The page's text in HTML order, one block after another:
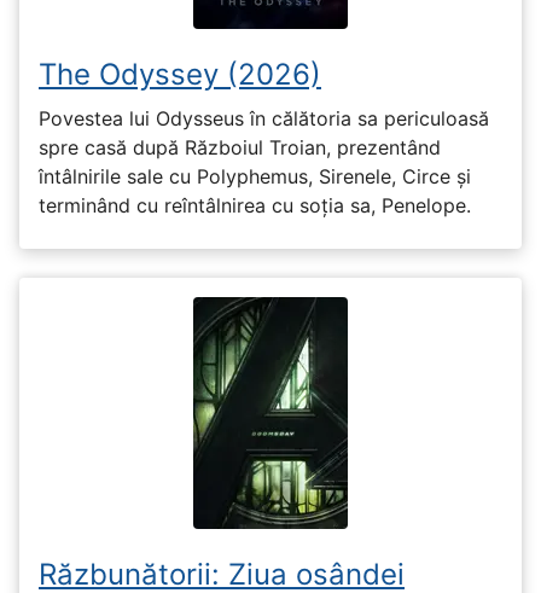
The Odyssey (2026)
Povestea lui Odysseus în călătoria sa periculoasă
spre casă după Războiul Troian, prezentând
întâlnirile sale cu Polyphemus, Sirenele, Circe și
terminând cu reîntâlnirea cu soția sa, Penelope.
Răzbunătorii: Ziua osândei